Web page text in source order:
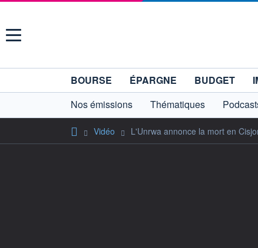
Menu
BOURSE ÉPARGNE BUDGET
Nos émissions
Thématiques
Vidéo L'Unrwa annonce la mort en